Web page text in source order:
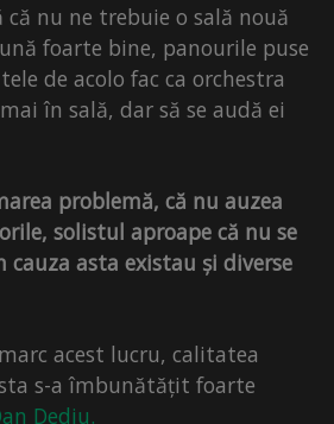
nu ne trebuie o sală nouă
foarte bine, panourile puse
de acolo fac ca orchestra
în sală, dar să se audă ei
problemă, că nu auzea
solistul aproape că nu se
cauza asta existau și diverse
acest lucru, calitatea
s-a îmbunătățit foarte
Dediu.